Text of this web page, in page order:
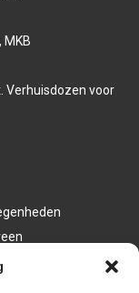
MKB
Verhuisdozen voor